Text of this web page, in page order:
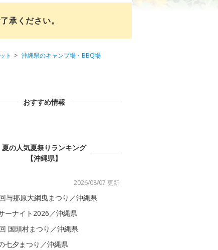
承ください。
ト
沖縄県のキャンプ場・BBQ場
おすすめ情報
夏の人気夏祭りランキング
【沖縄県】
2026/08/07 更新
与那原大綱曳まつり／沖縄県
ーナイト2026／沖縄県
国頭村まつり／沖縄県
七夕まつり／沖縄県